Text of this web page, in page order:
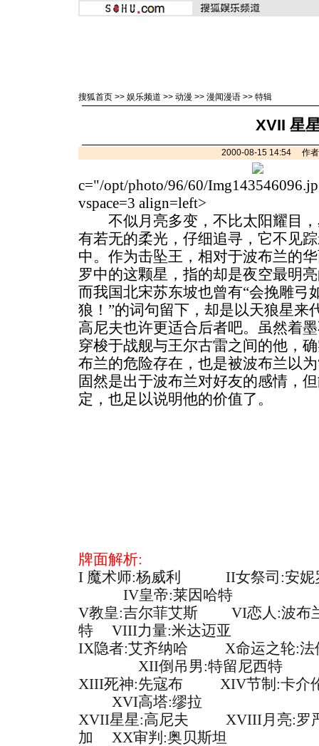
搜狐首页 >> 娱乐频道 >> 动漫 >> 漫闻漫语 >> 特辑
XVII 星
2000-08-15 14:54 作
c="/opt/photo/96/60/
vspace=3 align=left>
不似月亮多变，不比太阳耀目，
有若无的柔光，仔细追寻，它不见
中。作为击坠王，相对于波布兰的
罗中的这颗星，指的却是夜空最明
而我国北宋苏东坡也曾有“会挽雕弓
狼！”的词句留下，却是以天狼星来
高尼夫也许更适合后者吧。虽然着
穿梭于战舰与王尔古雷之间的他，
布兰的危险存在，也是被波布兰以
固然是出于波布兰对好友的感情，
定，也足以说明他的价值了。
牌面解析:
I 魔术师:杨威利
II女祭司:安
IV皇帝:莱因哈特
V教皇:吉尔菲艾斯
VI恋人:波布
特
VIII力量:米达迈亚
IX隐者:艾齐纳哈
X命运之轮:
XII倒吊男:特留尼西特
XIII死神:先寇布
XIV节制:卡介
XVI高塔:缪拉
XVII星星:高尼夫
XVIII月亮:罗
加
XX审判:奥贝斯坦